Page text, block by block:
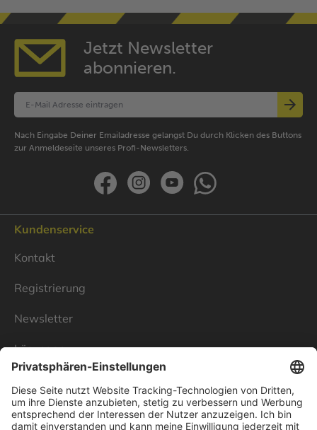
Jetzt Newsletter
abonnieren.
Nach Eingabe Deiner Emailadresse gelangst Du durch Klicken des Buttons
zur Anmeldeseite unseres Profi-Newsletters.
Kundenservice
Kontakt
Registrierung
Newsletter
Lösungen
Über Linnenbecker